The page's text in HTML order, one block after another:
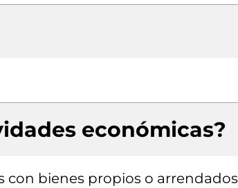
económicas?
con bienes propios o arrendados